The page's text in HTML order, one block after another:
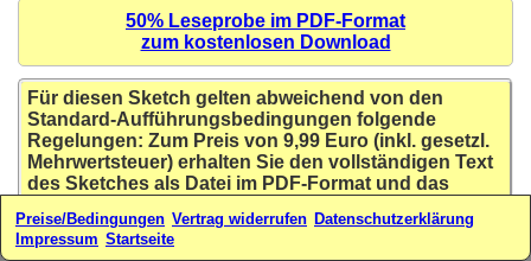
Postleitzahl *
Ort *
Land * (auswählen oder eintragen)
Ihre E-Mail-Adresse*
50% Leseprobe im PDF-Format
zum kostenlosen Download
Für diesen Sketch gelten abweichend von den
Standard-Aufführungsbedingungen folgende
Regelungen: Zum Preis von 9,99 Euro (inkl. gesetzl.
Mehrwertsteuer) erhalten Sie den vollständigen Text
des Sketches als Datei im PDF-Format und das
Kaufdatum für beliebig viele Aufführungen.
Preise/Bedingungen Vertrag widerrufen Datenschutzerklärung
Impressum Startseite